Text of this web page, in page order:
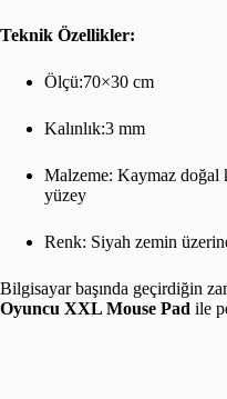
Teknik Özellikler:
Ölçü:70×30 cm
Kalınlık:3 mm
Malzeme: Kaymaz doğal
yüzey
Renk: Siyah zemin
Bilgisayar başında geçirdiğin
Oyuncu XXL Mouse Pad ile